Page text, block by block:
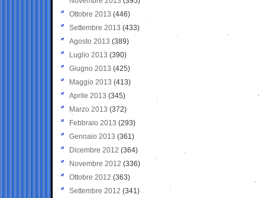
Ottobre 2013 (446)
Settembre 2013 (433)
Agosto 2013 (389)
Luglio 2013 (390)
Giugno 2013 (425)
Maggio 2013 (413)
Aprile 2013 (345)
Marzo 2013 (372)
Febbraio 2013 (293)
Gennaio 2013 (361)
Dicembre 2012 (364)
Novembre 2012 (336)
Ottobre 2012 (363)
Settembre 2012 (341)